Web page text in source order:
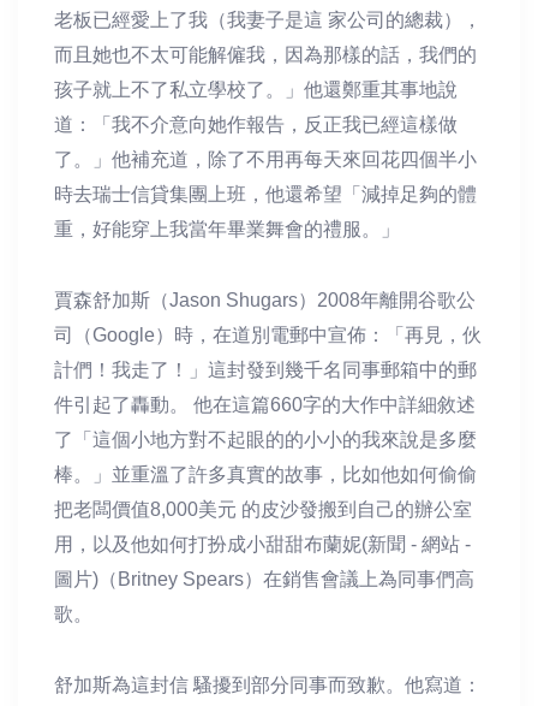
老板已經愛上了我（我妻子是這 家公司的總裁），
而且她也不太可能解僱我，因為那樣的話，我們的
孩子就上不了私立學校了。」他還鄭重其事地說
道：「我不介意向她作報告，反正我已經這樣做
了。」他補充道，除了不用再每天來回花四個半小
時去瑞士信貸集團上班，他還希望「減掉足夠的體
重，好能穿上我當年畢業舞會的禮服。」
賈森舒加斯（Jason Shugars）2008年離開谷歌公
司（Google）時，在道別電郵中宣佈：「再見，伙
計們！我走了！」這封發到幾千名同事郵箱中的郵
件引起了轟動。 他在這篇660字的大作中詳細敘述
了「這個小地方對不起眼的的小小的我來說是多麼
棒。」並重溫了許多真實的故事，比如他如何偷偷
把老闆價值8,000美元 的皮沙發搬到自己的辦公室
用，以及他如何打扮成小甜甜布蘭妮(新聞 - 網站 -
圖片)（Britney Spears）在銷售會議上為同事們高
歌。
舒加斯為這封信 騷擾到部分同事而致歉。他寫道：